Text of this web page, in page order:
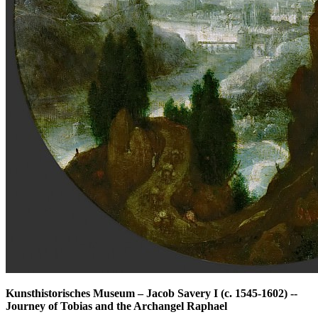
Kunsthistorisches Museum–Jacob Savery I (c. 1545-1602) --
Journey of Tobias and the Archangel Raphael